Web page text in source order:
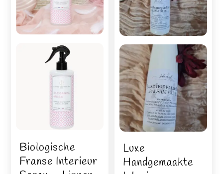
Biologische
Franse Interieur
Luxe
Handgemaakte